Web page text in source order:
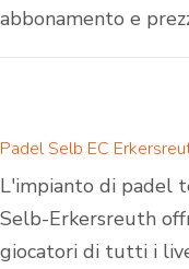
abbonamento e
Padel Selb EC
L'impianto di padel
Selb-Erkersreuth
giocatori di tutti i